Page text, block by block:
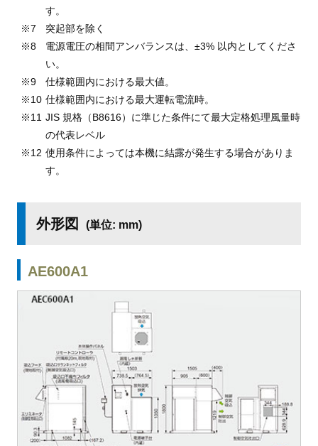
す。
突起部を除く
電源電圧の相間アンバランスは、±3% 以内としてくださ
い。
仕様範囲内における最大値。
仕様範囲内における最大運転電流時。
JIS 規格（B8616）に準じた条件にて最大定格処理風量時
の代表レベル
使用条件によっては本機に結露が発生する場合がありま
す。
外形図 (単位: mm)
AE600A1